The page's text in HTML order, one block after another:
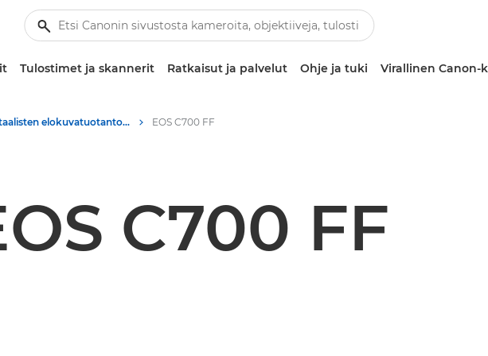
Tulostimet ja skannerit Ratkaisut ja palvelut Ohje ja tuki Virallinen Canon-
Digitaalisten elokuvatuotantojen tuotesisällöt – Canonin lehdistökeskus EOS C700 FF
C700 FF